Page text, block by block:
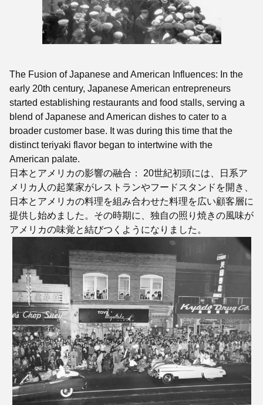
The Fusion of Japanese and American Influences: In the
early 20th century, Japanese American entrepreneurs
started establishing restaurants and food stalls, serving a
blend of Japanese and American dishes to cater to a
broader customer base. It was during this time that the
distinct teriyaki flavor began to intertwine with the
American palate.
日本とアメリカの影響の融合： 20世紀初頭には、日系ア
メリカ人の起業家がレストランやフードスタンドを開き、
日本とアメリカの料理を組み合わせた料理を広い顧客層に
提供し始めました。その時期に、独自の照り焼きの風味が
アメリカの味覚と結びつくようになりました。